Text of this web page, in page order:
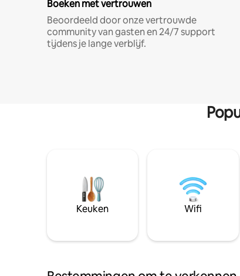
Boeken met vertrouwen
Beoordeeld door onze vertrouwde
community van gasten en 24/7 support
tijdens je lange verblijf.
Keuken Wifi